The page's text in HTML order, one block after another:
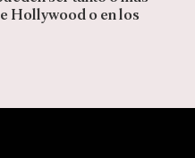
Hollywood o en los